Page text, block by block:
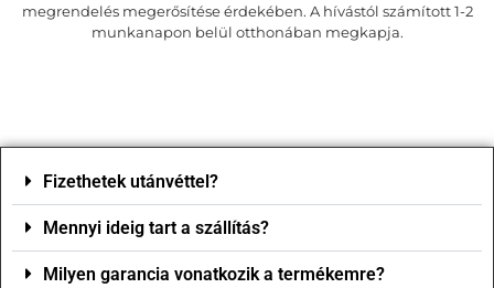
megrendelés megerősítése érdekében. A hívástól számított 1-2
munkanapon belül otthonában megkapja.
Fizethetek utánvéttel?
Mennyi ideig tart a szállítás?
Milyen garancia vonatkozik a termékemre?